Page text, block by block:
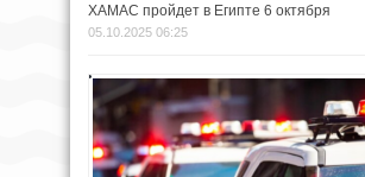
ХАМАС пройдет в Египте 6 октября
05.10.2025 06:25